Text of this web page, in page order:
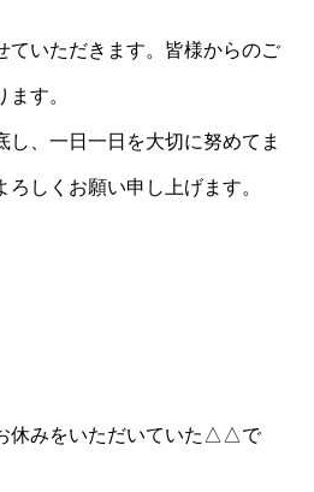
ていただきます。皆様からのご
す。
し、一日一日を大切に努めてま
しくお願い申し上げます。
休みをいただいていた△△で